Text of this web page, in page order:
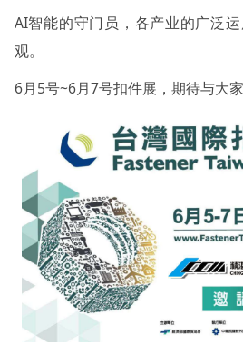
AI智能的守门员，各产业的广泛
观。
6月5号~6月7号扣件展，期待与大